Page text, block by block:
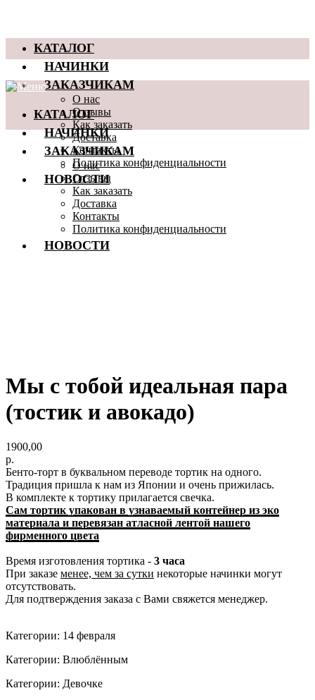
КАТАЛОГ
НАЧИНКИ
ЗАКАЗЧИКАМ
О нас
Отзывы
Как заказать
Доставка
Контакты
Политика конфиденциальности
НОВОСТИ
КАТАЛОГ
НАЧИНКИ
ЗАКАЗЧИКАМ
О нас
Отзывы
Как заказать
Доставка
Контакты
Политика конфиденциальности
НОВОСТИ
Мы с тобой идеальная пара
(тостик и авокадо)
1900,00
р.
Бенто-торт в буквальном переводе тортик на одного.
Традиция пришла к нам из Японии и очень прижилась.
В комплекте к тортику прилагается свечка.
Сам тортик упакован в узнаваемый контейнер из эко
материала и перевязан атласной лентой нашего
фирменного цвета
Время изготовления тортика - 3 часа
При заказе менее, чем за сутки некоторые начинки могут
отсутствовать.
Для подтверждения заказа с Вами свяжется менеджер.
Категории: 14 февраля
Категории: Влюблённым
Категории: Девочке